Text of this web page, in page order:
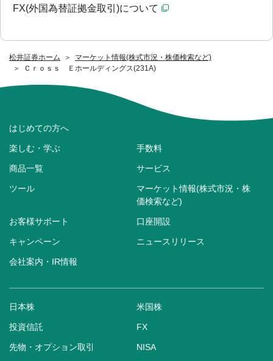
松井証券ホーム
マーケット情報(株式市況・株価検索など)
Ｃｒｏｓｓ Ｅホールディングス(231A)
FX(外国為替証拠金取引)について
はじめての方へ
楽しむ・学ぶ 手数料
商品一覧 サービス
ツール
マーケット情報(株式市況・株
価検索など)
お客様サポート 口座開設
キャンペーン ニュースリリース
会社案内・IR情報
日本株 米国株
投資信託 FX
先物・オプション取引 NISA